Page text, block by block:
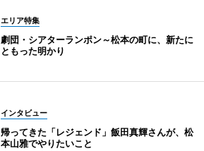
エリア特集
劇団・シアターランポン～松本の町に、新たに
ともった明かり
インタビュー
帰ってきた「レジェンド」飯田真輝さんが、松
本山雅でやりたいこと